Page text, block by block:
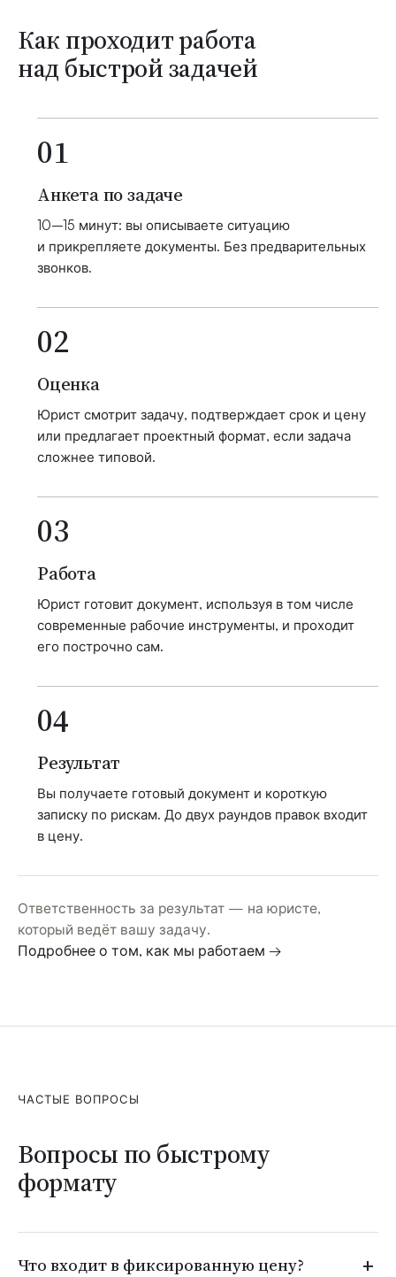
Как проходит работа
над быстрой задачей
01
Анкета по задаче
10–15 минут: вы описываете ситуацию
и прикрепляете документы. Без предварительных
звонков.
02
Оценка
Юрист смотрит задачу, подтверждает срок и цену
или предлагает проектный формат, если задача
сложнее типовой.
03
Работа
Юрист готовит документ, используя в том числе
современные рабочие инструменты, и проходит
его построчно сам.
04
Результат
Вы получаете готовый документ и короткую
записку по рискам. До двух раундов правок входит
в цену.
Ответственность за результат — на юристе,
который ведёт вашу задачу.
Подробнее о том, как мы работаем →
ЧАСТЫЕ ВОПРОСЫ
Вопросы по быстрому
формату
Что входит в фиксированную цену?